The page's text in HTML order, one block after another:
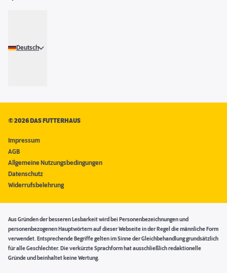
Deutsch
©2026 DAS FUTTERHAUS
Impressum
AGB
Allgemeine Nutzungsbedingungen
Datenschutz
Widerrufsbelehrung
Aus Gründen der besseren Lesbarkeit wird bei Personenbezeichnungen und
personenbezogenen Hauptwörtern auf dieser Webseite in der Regel die männliche Form
verwendet. Entsprechende Begriffe gelten im Sinne der Gleichbehandlung grundsätzlich
für alle Geschlechter. Die verkürzte Sprachform hat ausschließlich redaktionelle
Gründe und beinhaltet keine Wertung.